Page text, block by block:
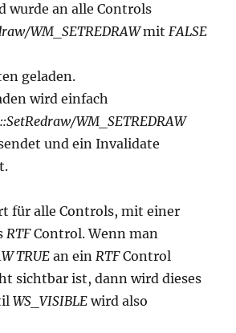
wurde an alle Controls
WM_SETREDRAWmitFALSE
geladen.
wird einfach
WM_SETREDRAW
und ein Invalidate
für alle Controls, mit einer
RTFControl. Wenn man
TRUEan einRTFControl
sichtbar ist, dann wird dieses
WS_VISIBLEwird also